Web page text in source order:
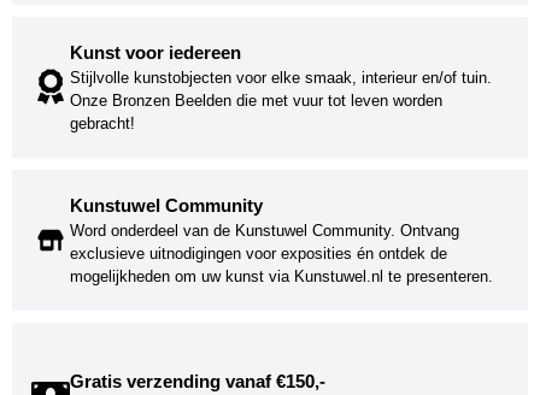
Kunst voor iedereen
Stijlvolle kunstobjecten voor elke smaak, interieur en/of tuin.
Onze Bronzen Beelden die met vuur tot leven worden
gebracht!
Kunstuwel Community
Word onderdeel van de Kunstuwel Community. Ontvang
exclusieve uitnodigingen voor exposities én ontdek de
mogelijkheden om uw kunst via Kunstuwel.nl te presenteren.
Gratis verzending vanaf €150,-